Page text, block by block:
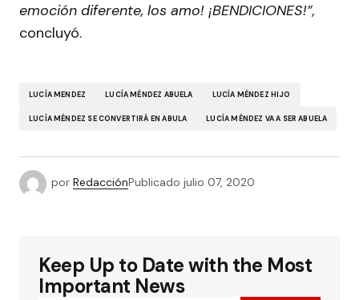
emoción diferente, los amo! ¡BENDICIONES!”,
concluyó.
LUCÍA MENDEZ LUCÍA MÉNDEZ ABUELA LUCÍA MÉNDEZ HIJO
LUCÍA MÉNDEZ SE CONVERTIRÁ EN ABULA LUCÍA MÉNDEZ VA A SER ABUELA
por RedacciónPublicado julio 07, 2020
Keep Up to Date with the Most
Important News